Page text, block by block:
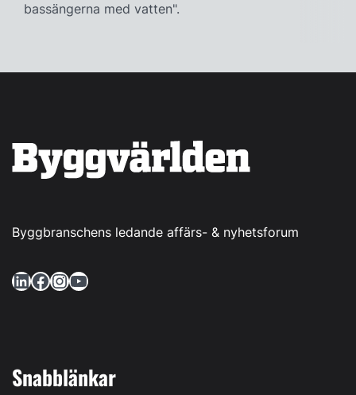
bassängerna med vatten".
Byggbranschens ledande affärs- & nyhetsforum
LinkedIn Facebook InstagramYouTube
Snabblänkar